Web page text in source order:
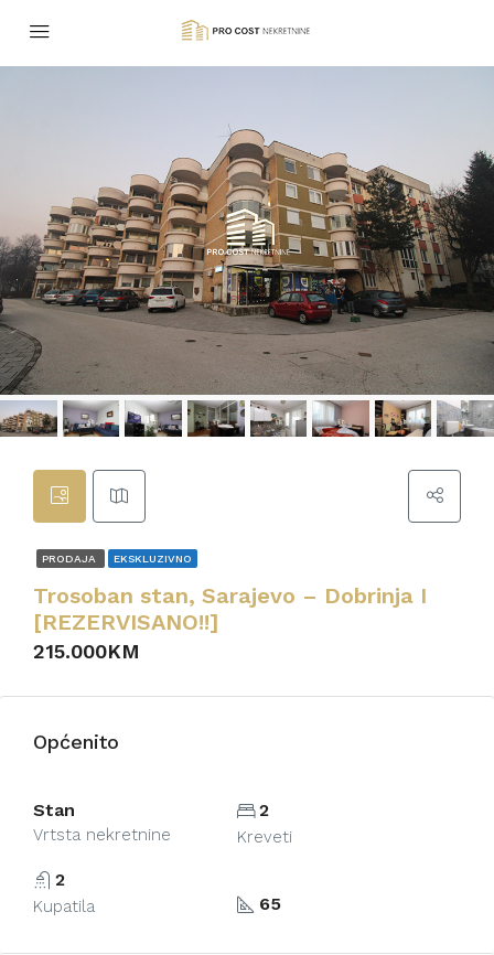
PRODAJA EKSKLUZIVNO
Trosoban stan, Sarajevo – Dobrinja I
[REZERVISANO!!]
215.000KM
Općenito
Stan
Vrtsta nekretnine
2
Kreveti
2
Kupatila 65